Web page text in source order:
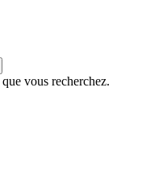
vous recherchez.